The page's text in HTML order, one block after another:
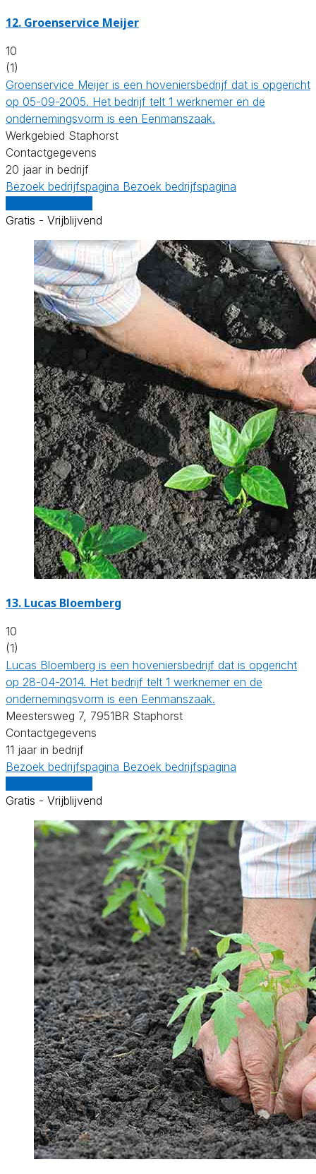
12. Groenservice Meijer
10
(1)
Groenservice Meijer is een hoveniersbedrijf dat is opgericht
op 05-09-2005. Het bedrijf telt 1 werknemer en de
ondernemingsvorm is een Eenmanszaak.
Werkgebied Staphorst
Contactgegevens
20 jaar in bedrijf
Bezoek bedrijfspagina Bezoek bedrijfspagina
Gratis - Vrijblijvend
13. Lucas Bloemberg
10
(1)
Lucas Bloemberg is een hoveniersbedrijf dat is opgericht
op 28-04-2014. Het bedrijf telt 1 werknemer en de
ondernemingsvorm is een Eenmanszaak.
Meestersweg 7, 7951BR Staphorst
Contactgegevens
11 jaar in bedrijf
Bezoek bedrijfspagina Bezoek bedrijfspagina
Gratis - Vrijblijvend